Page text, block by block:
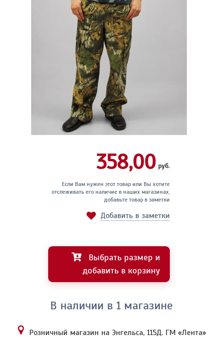
358,00 руб.
Если Вам нужен этот товар или Вы хотите
отслеживать его наличие в наших магазинах,
добавьте товар в заметки
Добавить в заметки
Выбрать размер и
добавить в корзину
В наличии в 1 магазине
Розничный магазин на Энгельса, 115Д. ГМ «Лента»